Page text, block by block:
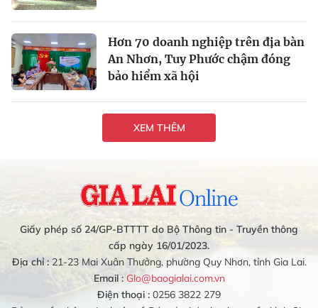
Hơn 70 doanh nghiệp trên địa bàn
An Nhơn, Tuy Phước chậm đóng
bảo hiểm xã hội
XEM THÊM
Giấy phép số 24/GP-BTTTT do Bộ Thông tin - Truyền thông
cấp ngày 16/01/2023.
Địa chỉ :21-23 Mai Xuân Thưởng, phường Quy Nhơn, tỉnh Gia Lai.
Email : Glo@baogialai.com.vn
Điện thoại : 0256 3822 279